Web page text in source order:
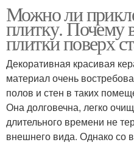
Можно ли
плитку. Почему
плитки поверх
Декоративная красивая
материал очень
полов и стен в таких
Она долговечна, легко
длительного времени не
внешнего вида. Однако со